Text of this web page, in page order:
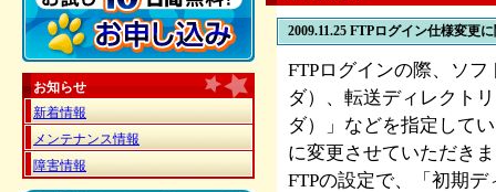
お知らせ
新着情報
メンテナンス情報
障害情報
2009.11.25 FTPログイン仕様変更
FTPログインの際、ソ
ダ）、転送ディレクト
ダ）」などを指定して
に変更させていただき
FTPの設定で、「初期